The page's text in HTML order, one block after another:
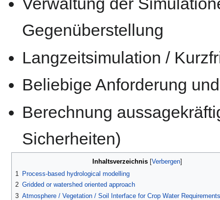
Gegenüberstellung
Langzeitsimulation /
Beliebige Anforderung
Berechnung
Sicherheiten)
Inhaltsverzeichnis
1
Process-based hydrological modelling
2 Gridded or watershed oriented approach
3 Atmosphere / Vegetation / Soil Interface for Crop Water